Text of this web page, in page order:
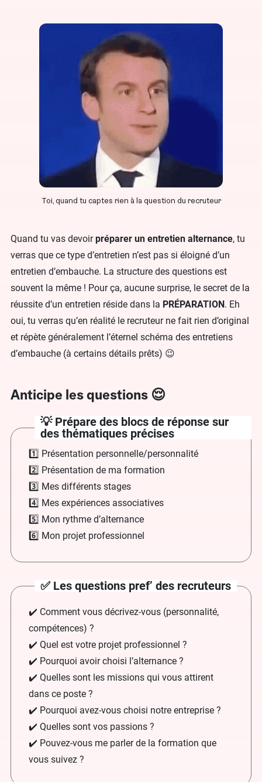
Toi, quand tu captes rien à la question du recruteur
Quand tu vas devoirpréparer un entretien alternance, tu
verras que ce type d’entretien n’est pas si éloigné d’un
entretien d’embauche. La structure des questions est
souvent la même ! Pour ça, aucune surprise, le secret de la
réussite d’un entretien réside dans la PRÉPARATION. Eh
oui, tu verras qu’en réalité le recruteur ne fait rien d’original
et répète généralement l’éternel schéma des entretiens
d’embauche (à certains détails prêts) 😉
Anticipe les questions 😌
💡 Prépare des blocs de réponse sur
des thématiques précises
1️⃣ Présentation personnelle/personnalité
2️⃣ Présentation de ma formation
3️⃣ Mes différents stages
4️⃣ Mes expériences associatives
5️⃣ Mon rythme d’alternance
6️⃣ Mon projet professionnel
✅ Les questions pref’ des recruteurs
✔️ Comment vous décrivez-vous (personnalité,
compétences) ?
✔️ Quel est votre projet professionnel ?
✔️ Pourquoi avoir choisi l’alternance ?
✔️ Quelles sont les missions qui vous attirent
dans ce poste ?
✔️ Pourquoi avez-vous choisi notre entreprise ?
✔️ Quelles sont vos passions ?
✔️ Pouvez-vous me parler de la formation que
vous suivez ?